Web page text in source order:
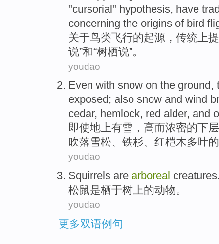
"cursorial" hypothesis, have
concerning the origins of bird
关于鸟类飞行的起源 ， 传统上
说”和“树栖说”。
youdao
Even with snow on the ground ,
exposed ; also snow and wind
cedar, hemlock, red alder, and
即使地上有雪 ， 高而浓密的下
吹落雪松、 铁杉、 红桤木多叶的
youdao
Squirrels are arboreal creatures
松鼠是栖于树上的动物。
youdao
更多双语例句